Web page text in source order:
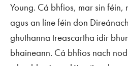
Young. Cá bhfios, mar sin féin,
agus an líne féin don
ghuthanna treascartha idir
bhaineann. Cá bhfios nach